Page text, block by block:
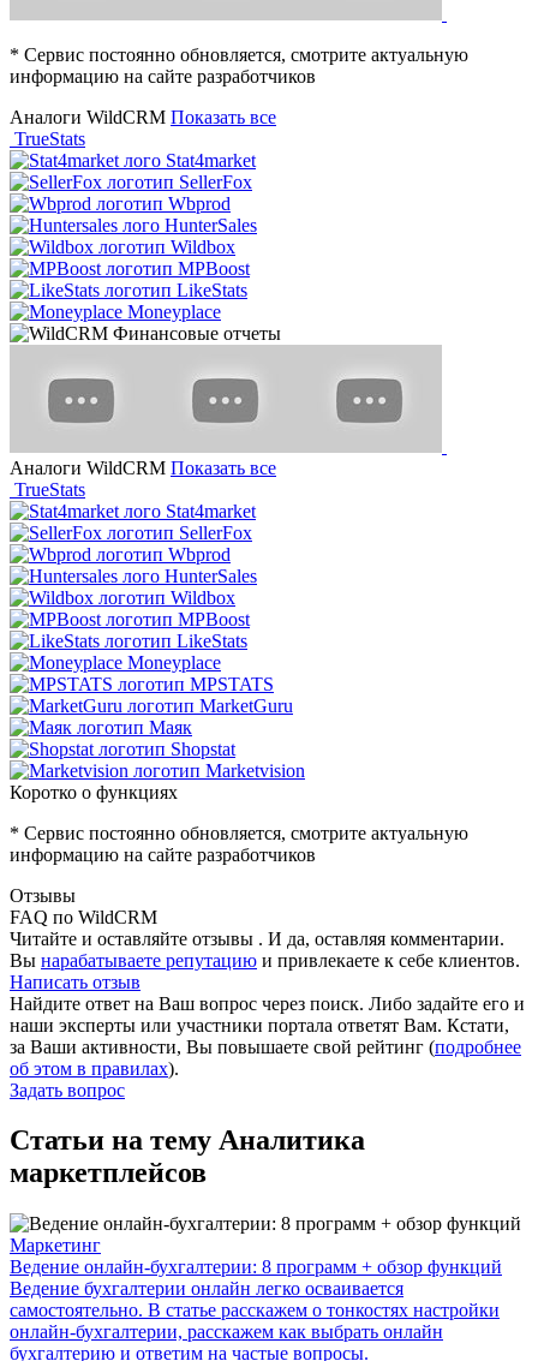
* Сервис постоянно обновляется, смотрите актуальную
информацию на сайте разработчиков
Аналоги WildCRM Показать все
TrueStats
Stat4market
SellerFox
Wbprod
HunterSales
Wildbox
MPBoost
LikeStats
Moneyplace
Аналоги WildCRM Показать все
TrueStats
Stat4market
SellerFox
Wbprod
HunterSales
Wildbox
MPBoost
LikeStats
Moneyplace
MPSTATS
MarketGuru
Маяк
Shopstat
Marketvision
Коротко о функциях
* Сервис постоянно обновляется, смотрите актуальную
информацию на сайте разработчиков
Отзывы
FAQ по WildCRM
Читайте и оставляйте отзывы . И да, оставляя комментарии.
Вы нарабатываете репутацию и привлекаете к себе клиентов.
Написать отзыв
Найдите ответ на Ваш вопрос через поиск. Либо задайте его и
наши эксперты или участники портала ответят Вам. Кстати,
за Ваши активности, Вы повышаете свой рейтинг (подробнее
об этом в правилах).
Задать вопрос
Статьи на тему Аналитика
маркетплейсов
Маркетинг
Ведение онлайн-бухгалтерии: 8 программ + обзор функций
Ведение бухгалтерии онлайн легко осваивается
самостоятельно. В статье расскажем о тонкостях настройки
онлайн-бухгалтерии, расскажем как выбрать онлайн
бухгалтерию и ответим на частые вопросы.